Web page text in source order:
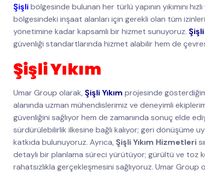
Şişlibölgesinde bulunan her türlü yapının yıkımını
bölgesindeki inşaat alanları için gerekli olan tüm
yönetimine kadar kapsamlı bir hizmet sunuyoruz. Şişli
güvenliği standartlarında hizmet alabilir hem de
Şişli Yıkım
Umar Group olarak, Şişli Yıkım projesinde
alanında uzman mühendislerimiz ve deneyimli
güvenliğini sağlıyor hem de zamanında sonuç elde
sürdürülebilirlik ilkesine bağlı kalıyor; geri dönüşüme
katkıda bulunuyoruz. Ayrıca, Şişli Yıkım Hizmetleri
detaylı bir planlama süreci yürütüyor; gürültü ve toz
rahatsızlıkla gerçekleşmesini sağlıyoruz. Umar Group